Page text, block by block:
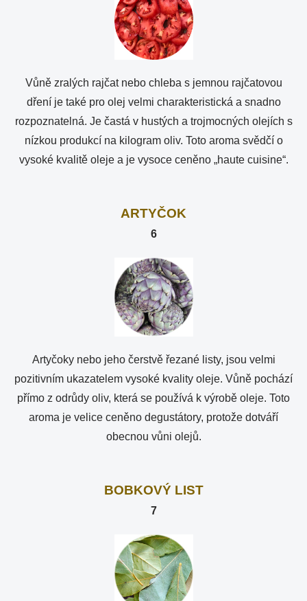
Vůně zralých rajčat nebo chleba s jemnou rajčatovou
dření je také pro olej velmi charakteristická a snadno
rozpoznatelná. Je častá v hustých a trojmocných olejích s
nízkou produkcí na kilogram oliv. Toto aroma svědčí o
vysoké kvalitě oleje a je vysoce ceněno „haute cuisine“.
ARTYČOK
6
Artyčoky nebo jeho čerstvě řezané listy, jsou velmi
pozitivním ukazatelem vysoké kvality oleje. Vůně pochází
přímo z odrůdy oliv, která se používá k výrobě oleje. Toto
aroma je velice ceněno degustátory, protože dotváří
obecnou vůni olejů.
BOBKOVÝ LIST
7